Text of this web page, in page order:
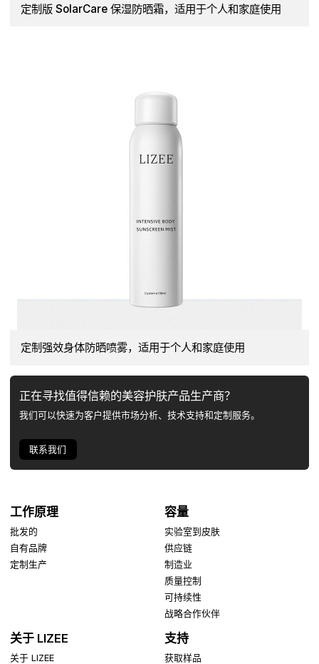
定制版 SolarCare 保湿防晒霜，适用于个人和家庭使用
定制强效身体防晒喷雾，适用于个人和家庭使用
正在寻找值得信赖的美容护肤产品生产商？
我们可以快速为客户提供市场分析、技术支持和定制服务。
联系我们
工作原理
批发的
自有品牌
定制生产
容量
实验室到皮肤
供应链
制造业
质量控制
可持续性
战略合作伙伴
关于 LIZEE
关于 LIZEE
支持
获取样品